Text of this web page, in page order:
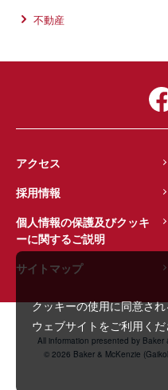
不動産
アクセス
採用情報
個人情報の保護及びクッキ
ーに関するご説明
サイトマップ
All information presented by Baker
© 2026 Baker & McKenzie
クッキーの使用に同意さ
ウェブサイトをご利用くだ